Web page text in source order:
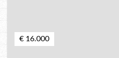
€ 16.000